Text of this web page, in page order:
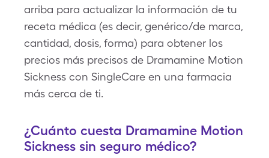
arriba para actualizar la información de tu
receta médica (es decir, genérico/de marca,
cantidad, dosis, forma) para obtener los
precios más precisos de Dramamine Motion
Sickness con SingleCare en una farmacia
más cerca de ti.
¿Cuánto cuesta Dramamine Motion
Sickness sin seguro médico?